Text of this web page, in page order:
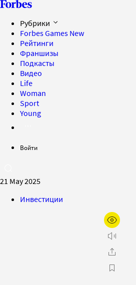
Рубрики
Forbes Games New
Рейтинги
Франшизы
Подкасты
Видео
Life
Woman
Sport
Young
Войти
21 May 2025
Инвестиции